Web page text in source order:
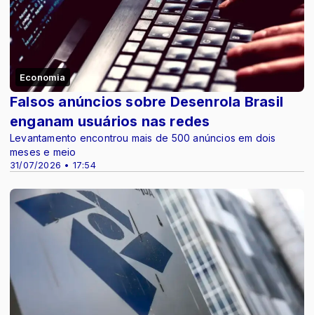
Economia
31/07/2026 • 17:54
Falsos anúncios sobre Desenrola Brasil
enganam usuários nas redes
Levantamento encontrou mais de 500 anúncios em dois
meses e meio